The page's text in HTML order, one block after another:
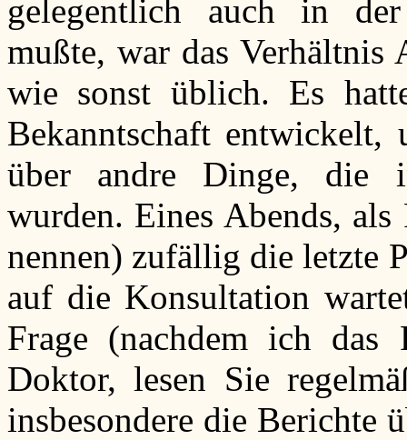
gelegentlich auch in der
mußte, war das
wie sonst üblich. Es
Bekanntschaft entwickelt,
über andre Dinge, die
wurden. Eines Abends,
nennen) zufällig die letzte
auf die Konsultation
Frage (nachdem ich das
Doktor, lesen Sie
insbesondere die Berichte